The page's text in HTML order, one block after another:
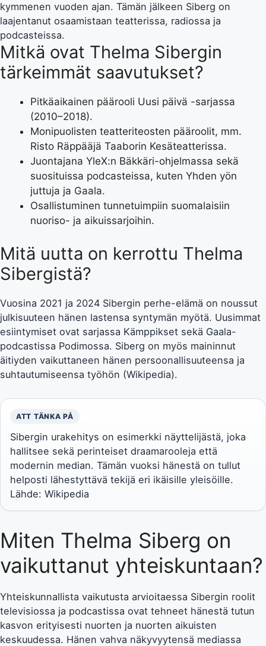
kymmenen vuoden ajan. Tämän jälkeen Siberg on
laajentanut osaamistaan teatterissa, radiossa ja
podcasteissa.
Mitkä ovat Thelma Sibergin
tärkeimmät saavutukset?
Pitkäaikainen päärooli Uusi päivä -sarjassa
(2010–2018).
Monipuolisten teatteriteosten pääroolit, mm.
Risto Räppääjä Taaborin Kesäteatterissa.
Juontajana YleX:n Bäkkäri-ohjelmassa sekä
suosituissa podcasteissa, kuten Yhden yön
juttuja ja Gaala.
Osallistuminen tunnetuimpiin suomalaisiin
nuoriso- ja aikuissarjoihin.
Mitä uutta on kerrottu Thelma
Sibergistä?
Vuosina 2021 ja 2024 Sibergin perhe-elämä on noussut
julkisuuteen hänen lastensa syntymän myötä. Uusimmat
esiintymiset ovat sarjassa Kämppikset sekä Gaala-
podcastissa Podimossa. Siberg on myös maininnut
äitiyden vaikuttaneen hänen persoonallisuuteensa ja
suhtautumiseensa työhön (Wikipedia).
ATT TÄNKA PÅ
Sibergin urakehitys on esimerkki näyttelijästä, joka
hallitsee sekä perinteiset draamarooleja että
modernin median. Tämän vuoksi hänestä on tullut
helposti lähestyttävä tekijä eri ikäisille yleisöille.
Lähde: Wikipedia
Miten Thelma Siberg on
vaikuttanut yhteiskuntaan?
Yhteiskunnallista vaikutusta arvioitaessa Sibergin roolit
televisiossa ja podcastissa ovat tehneet hänestä tutun
kasvon erityisesti nuorten ja nuorten aikuisten
keskuudessa. Hänen vahva näkyvyytensä mediassa